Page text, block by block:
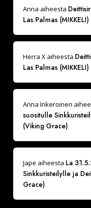
Anna aiheesta
Las Palmas
Herra Xaiheesta
Las Palmas
Anna Inkeroinen
suositulle
(Viking Grace)
Jape aiheesta La
Sinkkuristeilylle ja
Grace)